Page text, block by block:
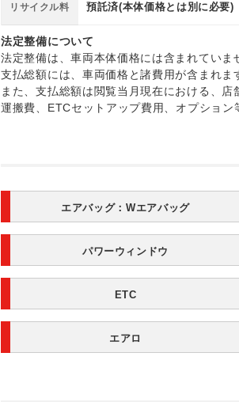
リサイクル料 預託済(本体価格とは別に必要)
法定整備について
法定整備は、車両本体価格には含まれていま
支払総額には、車両価格と諸費用が含まれま
また、支払総額は閲覧当月現在における、
運搬費、ETCセットアップ費用、オプション
エアバッグ： Wエアバッグ
パワーウィンドウ
ETC
エアロ